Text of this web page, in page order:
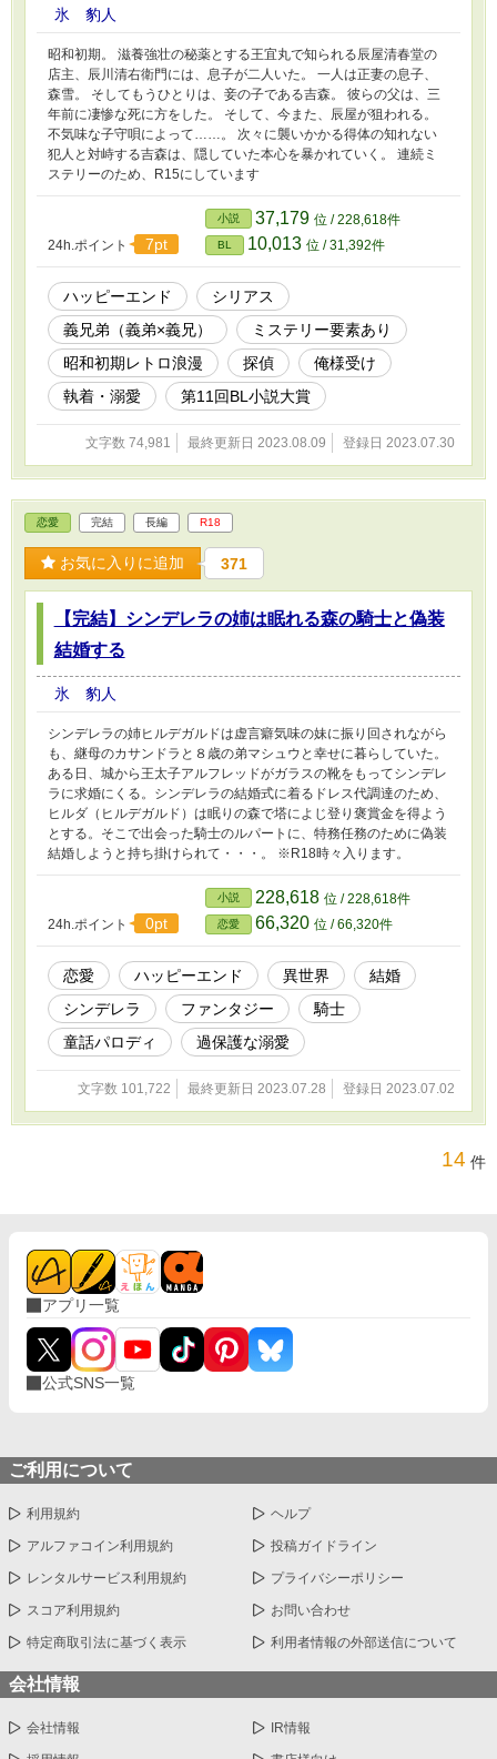
氷 豹人
昭和初期。 滋養強壮の秘薬とする王宜丸で知られる辰屋清春堂の
店主、辰川清右衛門には、息子が二人いた。 一人は正妻の息子、
森雪。 そしてもうひとりは、妾の子である吉森。 彼らの父は、三
年前に凄惨な死に方をした。 そして、今また、辰屋が狙われる。
不気味な子守唄によって……。 次々に襲いかかる得体の知れない
犯人と対峙する吉森は、隠していた本心を暴かれていく。 連続ミ
ステリーのため、R15にしています
24h.ポイント 7pt
小説 37,179 位 / 228,618件
BL 10,013 位 / 31,392件
ハッピーエンド
シリアス
義兄弟（義弟×義兄）
ミステリー要素あり
昭和初期レトロ浪漫
探偵
俺様受け
執着・溺愛
第11回BL小説大賞
文字数 74,981 最終更新日 2023.08.09 登録日 2023.07.30
恋愛 完結 長編 R18
お気に入りに追加 371
【完結】シンデレラの姉は眠れる森の騎士と偽装
結婚する
氷 豹人
シンデレラの姉ヒルデガルドは虚言癖気味の妹に振り回されながら
も、継母のカサンドラと８歳の弟マシュウと幸せに暮らしていた。
ある日、城から王太子アルフレッドがガラスの靴をもってシンデレ
ラに求婚にくる。シンデレラの結婚式に着るドレス代調達のため、
ヒルダ（ヒルデガルド）は眠りの森で塔によじ登り褒賞金を得よう
とする。そこで出会った騎士のルパートに、特務任務のために偽装
結婚しようと持ち掛けられて・・・。 ※R18時々入ります。
24h.ポイント 0pt
小説 228,618 位 / 228,618件
恋愛 66,320 位 / 66,320件
恋愛 ハッピーエンド 異世界
結婚
シンデレラ
ファンタジー
騎士
童話パロディ
過保護な溺愛
文字数 101,722 最終更新日 2023.07.28 登録日 2023.07.02
14 件
アプリ一覧
公式SNS一覧
ご利用について
利用規約 ヘルプ
アルファコイン利用規約 投稿ガイドライン
レンタルサービス利用規約 プライバシーポリシー
スコア利用規約 お問い合わせ
特定商取引法に基づく表示 利用者情報の外部送信について
会社情報
会社情報 IR情報